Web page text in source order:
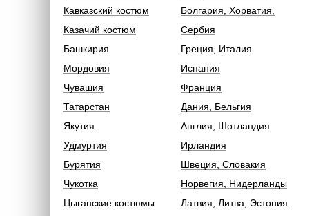
Болгария, Хорватия,
Сербия
Греция, Италия
Испания
Франция
Дания, Бельгия
Англия, Шотландия
Ирландия
Швеция, Словакия
Норвегия, Нидерланды
Латвия, Литва, Эстония
Кавказский костюм
Казачий костюм
Башкирия
Мордовия
Чувашия
Татарстан
Якутия
Удмуртия
Бурятия
Чукотка
Цыганские костюмы